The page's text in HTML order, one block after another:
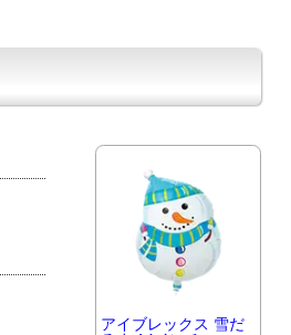
アイブレックス 雪だ